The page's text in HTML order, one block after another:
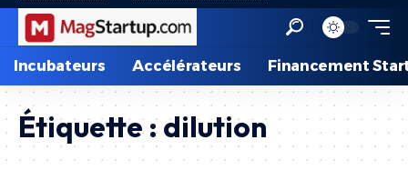
Incubateurs Accélérateurs Financement
Étiquette :dilution